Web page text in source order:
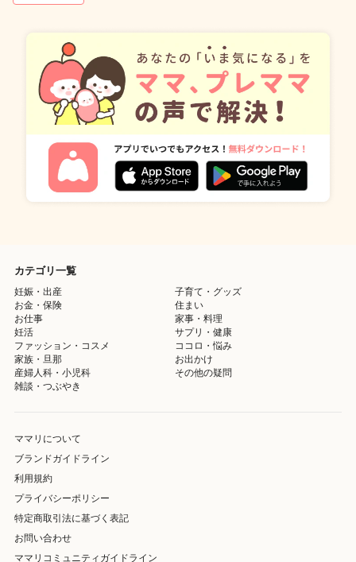
カテゴリ一覧
妊娠・出産
子育て・グッズ
お金・保険
住まい
お仕事
家事・料理
妊活
サプリ・健康
ファッション・コスメ
ココロ・悩み
家族・旦那
お出かけ
産婦人科・小児科
その他の疑問
雑談・つぶやき
ママリについて
ブランドガイドライン
利用規約
プライバシーポリシー
特定商取引法に基づく表記
お問い合わせ
ママリコミュニティガイドライン